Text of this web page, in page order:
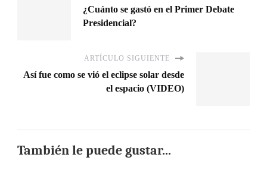
¿Cuánto se gastó en el Primer Debate
Presidencial?
ARTÍCULO SIGUIENTE
Así fue como se vió el eclipse solar desde
el espacio (VIDEO)
También le puede gustar...